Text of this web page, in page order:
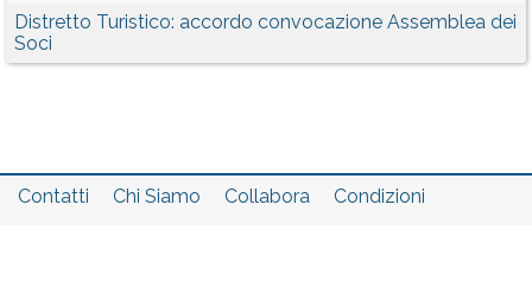
Distretto Turistico: accordo convocazione Assemblea dei
Soci
Contatti Chi Siamo Collabora
Condizioni